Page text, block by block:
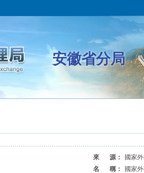
安徽省分局
來 源：
國家
名 稱： 國家